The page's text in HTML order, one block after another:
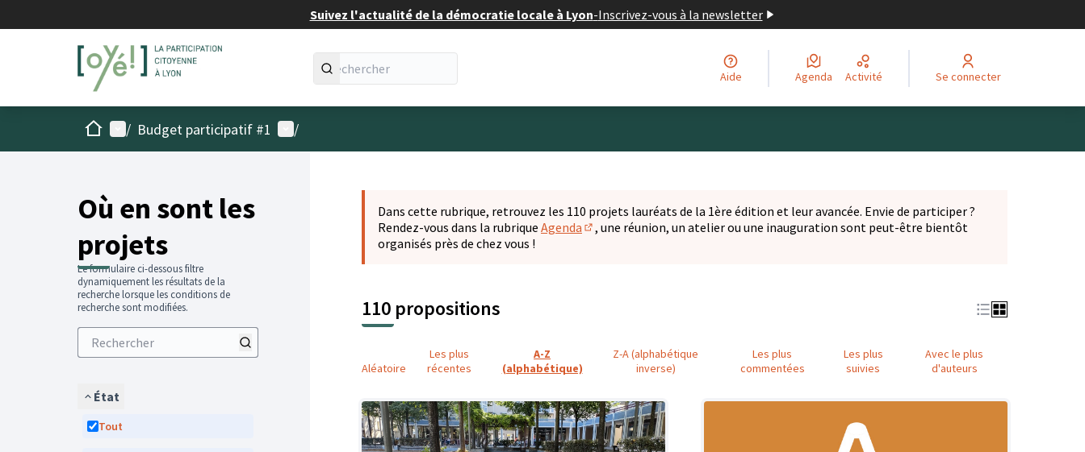
Suivez l'actualité de la démocratie locale à Lyon-Inscrivez-vous à la newsletter
Aide Agenda Activité Se connecter
AccueilMenu principal
/ Budget participatif #1 Menu utilisateur
/
Où en sont les
projets
Le formulaire ci-dessous filtre
dynamiquement les résultats de la
recherche lorsque les conditions de
recherche sont modifiées.
État
Tout
Dans cette rubrique, retrouvez les 110 projets lauréats de la 1ère édition et leur avancée. Envie de participer ?
Rendez-vous dans la rubrique Agenda
(S'ouvre dans un nouvel onglet)
, une réunion, un atelier ou une inauguration sont peut-être bientôt
organisés près de chez vous !
110 propositions
Aléatoire
Les plus
récentes
A-Z
(alphabétique)
Z-A (alphabétique
inverse)
Les plus
commentées
Les plus
suivies
Avec le plus
d'auteurs